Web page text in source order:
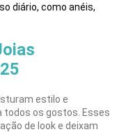
diário, como anéis,
estilo e
os gostos. Esses
de look e deixam